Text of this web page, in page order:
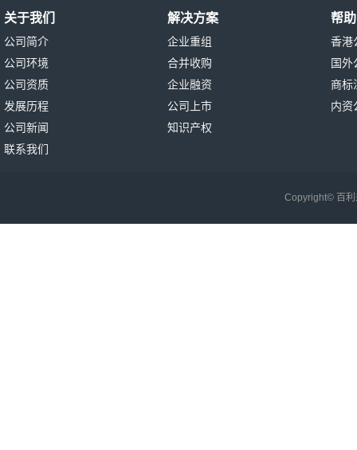
关于我们
公司简介
公司环境
公司资质
发展历程
公司新闻
联系我们
解决方案
企业重组
合并收购
企业融资
公司上市
知识产权
帮
香港
国外
商标
内资
Copyright© 百